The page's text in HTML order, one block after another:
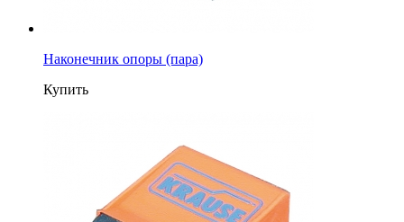
Наконечник опоры (пара)
Купить